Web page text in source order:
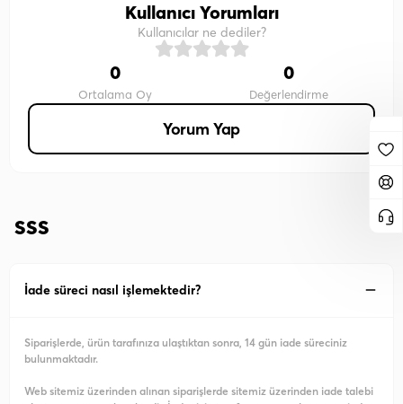
Kullanıcı Yorumları
Kullanıcılar ne dediler?
0
Ortalama Oy
0
Değerlendirme
Yorum Yap
SSS
İade süreci nasıl işlemektedir?
Siparişlerde, ürün tarafınıza ulaştıktan sonra, 14 gün iade süreciniz
bulunmaktadır.
Web sitemiz üzerinden alınan siparişlerde sitemiz üzerinden iade talebi